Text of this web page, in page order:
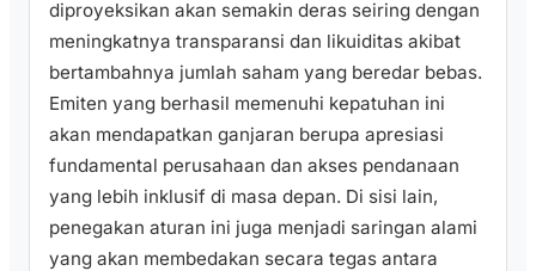
diproyeksikan akan semakin deras seiring dengan
meningkatnya transparansi dan likuiditas akibat
bertambahnya jumlah saham yang beredar bebas.
Emiten yang berhasil memenuhi kepatuhan ini
akan mendapatkan ganjaran berupa apresiasi
fundamental perusahaan dan akses pendanaan
yang lebih inklusif di masa depan. Di sisi lain,
penegakan aturan ini juga menjadi saringan alami
yang akan membedakan secara tegas antara